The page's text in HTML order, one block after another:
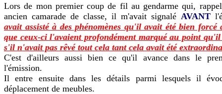
Lors de mon premier coup de fil au gendarme qui,
ancien camarade de classe, il m'avait signalé AVANT
avait assisté à des phénomènes qu'il avait été bien forcé
que ceux-ci l'avaient profondément marqué au point qu'il
s'il n'avait pas rêvé tout cela tant cela avait été
C'est d'ailleurs aussi bien ce qu'il avance dans le
l'émission.
Il entre ensuite dans les détails parmi lesquels il
déplacement de meubles.